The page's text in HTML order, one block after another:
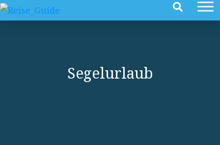
Segelurlaub